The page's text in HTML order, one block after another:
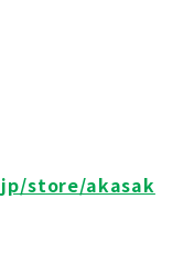
jp/store/akasak